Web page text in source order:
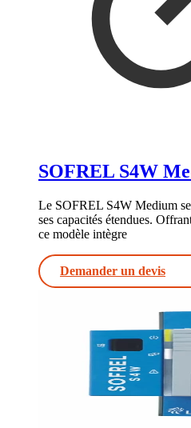
SOFREL S4W
Le SOFREL S4W Medium
ses capacités étendues.
ce modèle intègre
Demander un devis